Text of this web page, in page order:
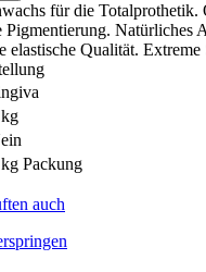
für die Totalprothetik.
Pigmentierung. Natürliches
elastische Qualität.
Packung
auch